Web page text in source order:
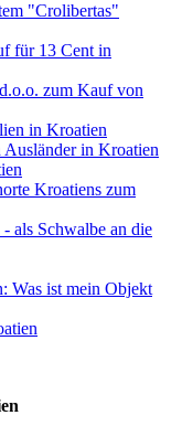
"Crolibertas"
für 13 Cent in
zum Kauf von
in Kroatien
in Kroatien
Kroatiens zum
als Schwalbe an die
Was ist mein Objekt